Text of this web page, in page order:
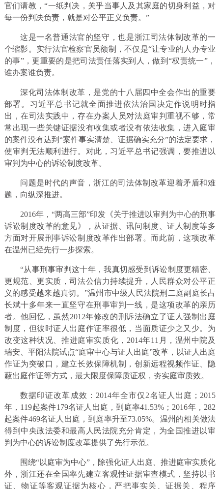
官们请教，“一纸判决，关乎当事人及其家庭的切身利益，对
每一份判决负责，就是对公平正义负责。”
这是一名普通法官的坚守，也是浙江司法体制改革的一
个缩影。实行法官检察官员额制，不仅是“让专业的人办专业
的事”，更重要的是把司法责任落实到人，做到“权责统一”，
谁办案谁负责。
深化司法体制改革，是党的十八届四中全会作出的重要
部署。习近平总书记就全面推进依法治国决定作说明时指
出，在司法实践中，存在办案人员对法庭审判重视不够，常
常出现一些关键证据没有收集或者没有依法收集，进入庭审
的案件没有达到“案件事实清楚、证据确实充分”的法定要求，
使审判无法顺利进行。对此，习近平总书记强调，要推进以
审判为中心的诉讼制度改革。
问题是时代的声音，浙江的司法体制改革迎着矛盾和难
题，向纵深推进。
2016年，“两高三部”印发《关于推进以审判为中心的刑事
诉讼制度改革的意见》，从证据、讯问制度、证人制度等多
方面对开展刑事诉讼制度改革作出部署。而此前，这项改革
在温州已经先行一步探索。
“从事刑事审判这十年，我真切感受到诉讼制度更精密、
更规范、更实质，司法公信力持续提升，人民群众对公平正
义的感受越来越真切。”温州市中级人民法院刑二庭副庭长占
长斌十多年来一直坚守在刑事审判一线，是这项改革的亲历
者。他回忆，虽然2012年修改的刑诉法确立了证人强制出庭
制度，但彼时证人出庭作证率很低，当面质证少之又少。为
改变这种状况、推进庭审实质化，2014年11月，温州中院及
瑞安、平阳法院试点“庭审中心与证人出庭”改革，以证人出庭
作证为突破口，建立长效保障机制，创新远程视频作证、隐
蔽出庭作证等方式，最大限度保障质证权，夯实庭审质效。
数据印证改革成效：2014年全市仅2名证人出庭；2015
年，119起案件179名证人出庭，到庭率41.53%；2016年，282
起案件469名证人出庭，到庭率升至73.05%。温州的相关做法
得到中央政法委和最高人民法院充分肯定，为全国推进以审
判为中心的诉讼制度改革提供了先行示范。
围绕“以庭审为中心”，除强化证人出庭、推进庭审实质化
外，浙江还在全国率先建立客观性证据审查模式，坚持以书
证、物证等客观证据为核心，严把事实关、证据关、程序